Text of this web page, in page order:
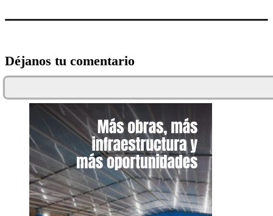
Déjanos tu comentario